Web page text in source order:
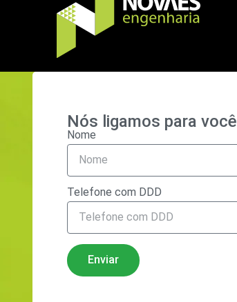
Nós ligamos para você
Nome
Telefone com DDD
Enviar